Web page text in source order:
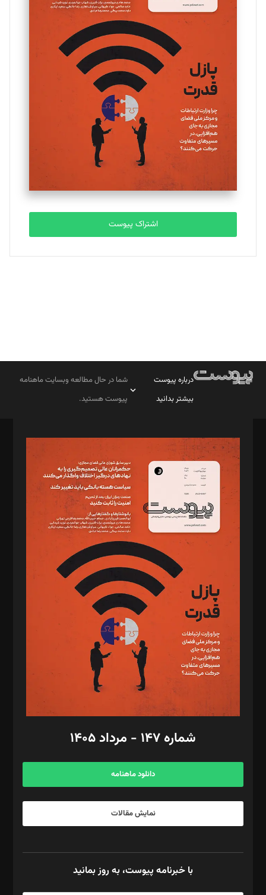
مینا پاکدل
یسنا امان‌پور
تحریریه
ملینا جعفری
تحریریه
مصطفی مسجدی آرانی
تحریریه
بابک نقاش
تحریریه
اشتراک پیوست
درباره پیوست
بیشتر بدانید
شما در حال مطالعه وبسایت ماهنامه
پیوست هستید.
مدیر مسئول: محمدباقر اثنی‌عشری
سردبیر: مهرک محمودی
دبیر تحریریه: میثم قاسمی
د‌بیر ناداستان: سمانه سمیع
د‌بیر خدمت و تجارت: ابوالفضل رجبی
د‌بیر حقوق فناوری: حسام‌الدین ایپکچی
د‌بیر پیوست جهان: مینا پاکدل
د‌بیر تحریریه آنلاین: بابک نقاش
تحریریه‌: مجتبی محمود‌ی، آرش برهمند، یسنا امان‌پور، سروش کرمیان،
مصطفی مسجدی آرانی، ابوالفضل رجبی، زهرا فکرانه، فائزه فتحی
رستمی،مصطفی باستان
ویرایش: نگار استاد‌‌آقا
طراح یونیفرم: مجید توکلی
فیلمبرداری و عکاسی: امیر شفیعی، مانی لطفی زاده
گرافیک و صفحه‌آرایی: سید‌سبحان‌علی ثابت
مد‌یر توسعه تجاری: کامبیز برید‌
امور مالی: شاپور رهبری، محمد‌ کاظمی‌نیا
آگهی و مشترکین: ۰۹۱۹۹۹۹۰۴۵۴
شماره ۱۴۷ - مرداد ۱۴۰۵
دانلود ماهنامه
نمایش مقالات
با خبرنامه پیوست، به روز بمانید